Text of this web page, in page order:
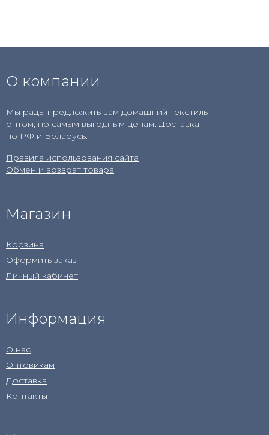
О компании
Мы рады предложить вам домашний текстиль
оптом, по самым выгодным ценам. Доставка
по РФ и Беларусь.
Правила использования сайта
Обмен и возврат товара
Магазин
Корзина
Оформить заказ
Личный кабинет
Информация
О нас
Оптовикам
Доставка
Контакты